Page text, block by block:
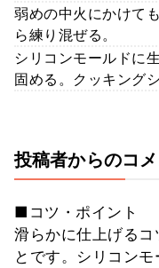
弱めの中火にかけて
ら練り混ぜる。
シリコンモールドに
固める。クッキング
投稿者からのコ
■コツ・ポイント
滑らかに仕上げるコ
とです。シリコン